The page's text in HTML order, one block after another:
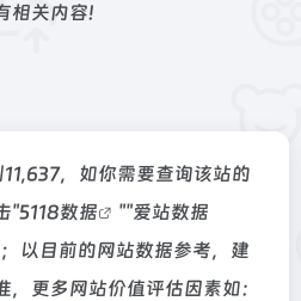
相关内容!
，如你需要查询该站的
"5118数据 ""爱站数据
以目前的网站数据参考，建
更多网站价值评估因素如：